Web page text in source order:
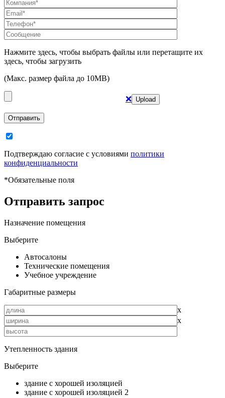
Нажмите здесь, чтобы выбрать файлы или перетащите их
здесь, чтобы загрузить
(Макс. размер файла до 10MB)
❌
Отправить
Подтверждаю согласие с условиями политики
конфиденциальности
*Обязательные поля
Отправить запрос
Назначение помещения
Выберите
Автосалоны
Технические помещения
Учебное учреждение
Габаритные размеры
х
х
Утепленность здания
Выберите
здание с хорошей изоляцией
здание с хорошей изоляцией 2